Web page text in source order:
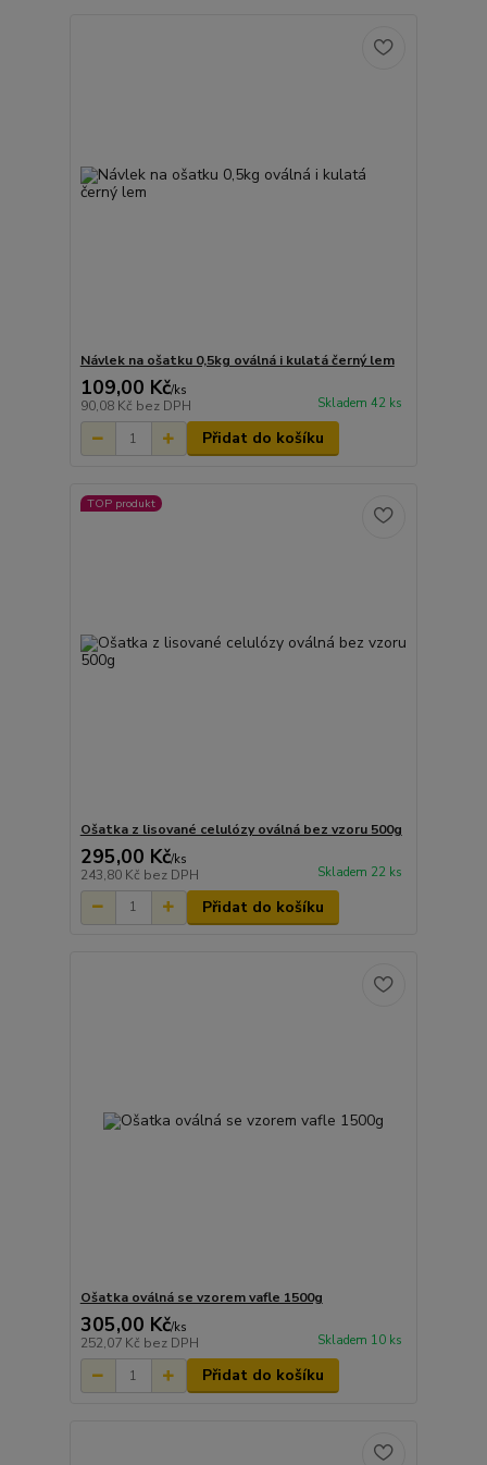
Návlek na ošatku 0,5kg oválná i kulatá černý lem
109,00 Kč/ks
90,08 Kč bez DPH Skladem 42 ks
Přidat do košíku
TOP produkt
Ošatka z lisované celulózy oválná bez vzoru 500g
295,00 Kč/ks
243,80 Kč bez DPH Skladem 22 ks
Přidat do košíku
Ošatka oválná se vzorem vafle 1500g
305,00 Kč/ks
252,07 Kč bez DPH Skladem 10 ks
Přidat do košíku